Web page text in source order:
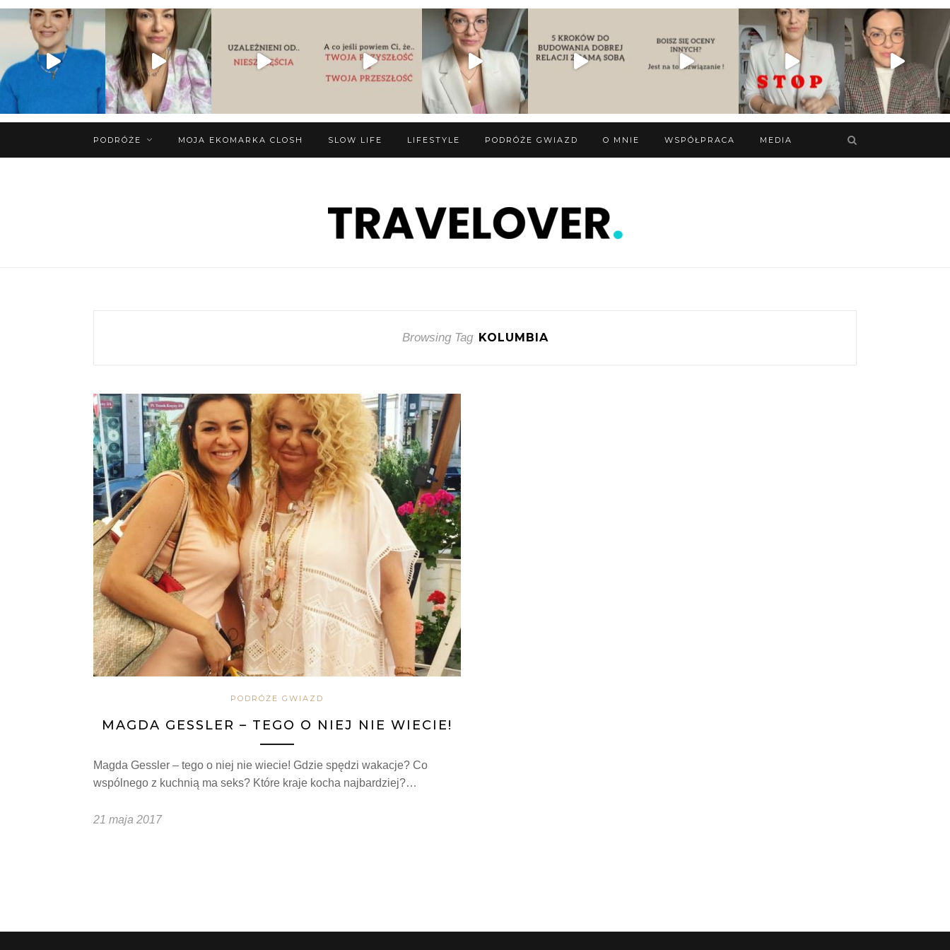
PODRÓŻE MOJA EKOMARKA CLOSH SLOW LIFE LIFESTYLE PODRÓŻE GWIAZD O MNIE WSPÓŁPRACA MEDIA
Browsing Tag KOLUMBIA
PODRÓŻE GWIAZD
MAGDA GESSLER – TEGO O NIEJ NIE WIECIE!
Magda Gessler – tego o niej nie wiecie! Gdzie spędzi wakacje? Co
wspólnego z kuchnią ma seks? Które kraje kocha najbardziej?…
21 maja 2017